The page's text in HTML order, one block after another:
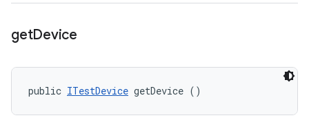
getDevice
public ITestDevice getDevice ()